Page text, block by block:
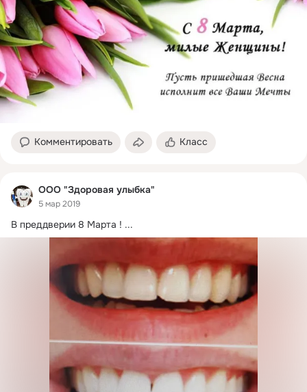
Комментировать Класс
ООО "Здоровая улыбка"
5 мар 2019
В преддверии 8 Марта ! ...